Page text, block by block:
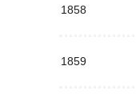
1858
1859